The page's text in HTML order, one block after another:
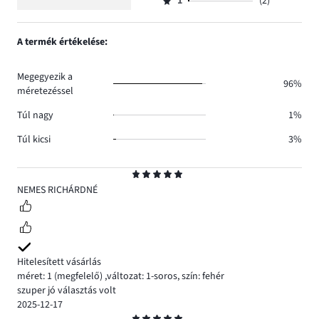
5
NEMES RICHÁRDNÉ
Hitelesített vásárlás
méret: 1 (megfelelő) ,változat: 1-soros,szín: fehér
szuper jó választás volt
2025-12-17
2,
Osztályzat
1,
A termék értékelése:
Megegyezik a
méretezéssel
96%
Túl nagy
1%
Túl kicsi
3%